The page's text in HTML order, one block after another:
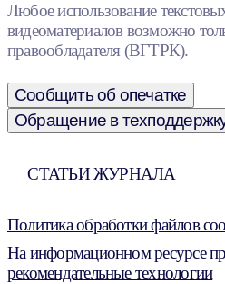
Любое использование
видеоматериалов возможно
правообладателя (ВГТРК).
Сообщить об опечатке
Обращение в
СТАТЬИ ЖУРНАЛА
Политика обработки файлов
На информационном ресурсе
рекомендательные технологии